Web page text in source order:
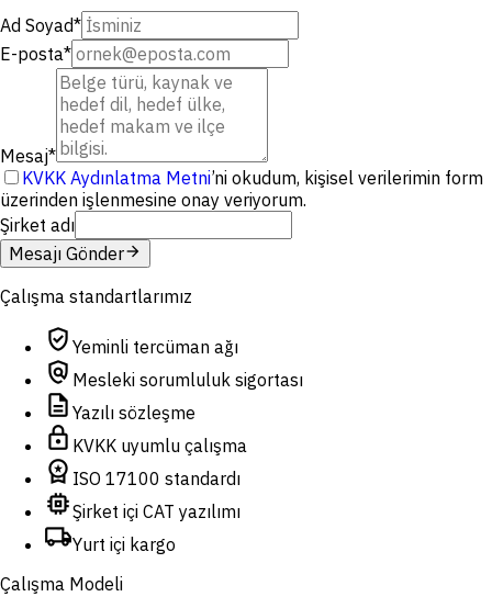
Ad Soyad*
E-posta*
Mesaj*
KVKK Aydınlatma Metni’ni okudum, kişisel verilerimin form
üzerinden işlenmesine onay veriyorum.
Şirket adı
Mesajı Gönderarrow_forward
Çalışma standartlarımız
verified_user Yeminli tercüman ağı
policy Mesleki sorumluluk sigortası
description Yazılı sözleşme
lock KVKK uyumlu çalışma
workspace_premium ISO 17100 standardı
memoryŞirket içi CAT yazılımı
local_shippingYurt içi kargo
Çalışma Modeli